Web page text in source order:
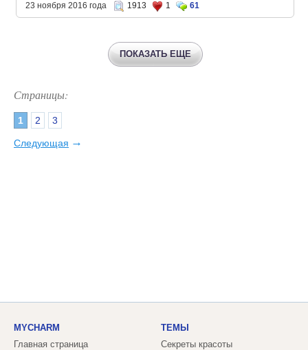
23 ноября 2016 года 1913 1 61
ПОКАЗАТЬ ЕЩЕ
Страницы:
1 2 3
Следующая →
MYCHARM
Главная страница
ТЕМЫ
Секреты красоты